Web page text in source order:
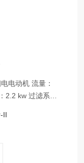
电动机 流量：
2.2 kw 过滤系
管 （200bar 或
II